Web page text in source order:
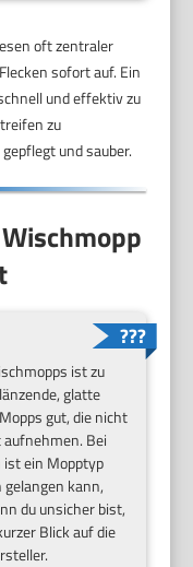
oft zentraler
sofort auf. Ein
und effektiv zu
zu
und sauber.
ist zu
glatte
gut, die nicht
Bei
ein Mopptyp
kann,
du unsicher bist,
Blick auf die